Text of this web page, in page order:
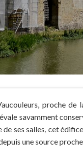
proche de
savamment
ses salles, cet
une source